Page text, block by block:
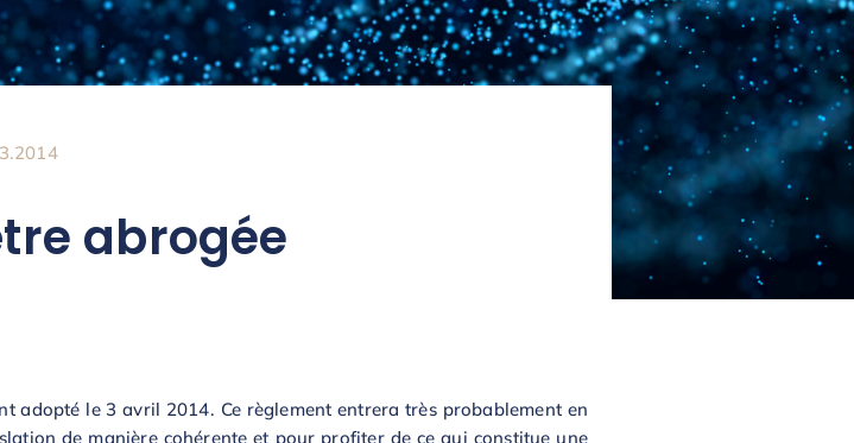
abrogée
adopté le 3 avril 2014. Ce règlement entrera très probablement en
de manière cohérente et pour profiter de ce qui constitue une